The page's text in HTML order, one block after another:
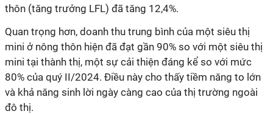
thôn (tăng trưởng LFL) đã tăng 12,4%.
Quan trọng hơn, doanh thu trung bình của một siêu thị
mini ở nông thôn hiện đã đạt gần 90% so với một siêu thị
mini tại thành thị, một sự cải thiện đáng kể so với mức
80% của quý II/2024. Điều này cho thấy tiềm năng to lớn
và khả năng sinh lời ngày càng cao của thị trường ngoài
đô thị.